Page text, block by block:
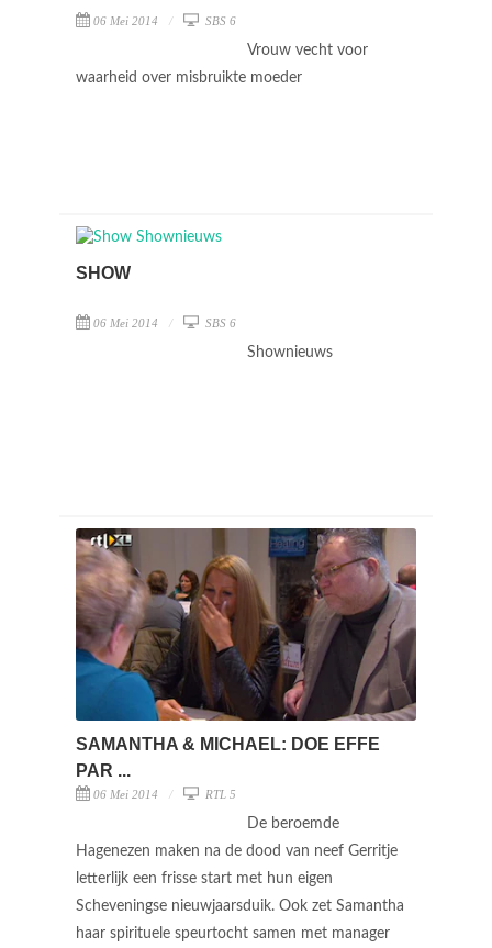
06 Mei 2014 SBS 6
Vrouw vecht voor
waarheid over misbruikte moeder
SHOW
06 Mei 2014 SBS 6
Shownieuws
SAMANTHA & MICHAEL: DOE EFFE
PAR ...
06 Mei 2014 RTL 5
De beroemde
Hagenezen maken na de dood van neef Gerritje
letterlijk een frisse start met hun eigen
Scheveningse nieuwjaarsduik. Ook zet Samantha
haar spirituele speurtocht samen met manager